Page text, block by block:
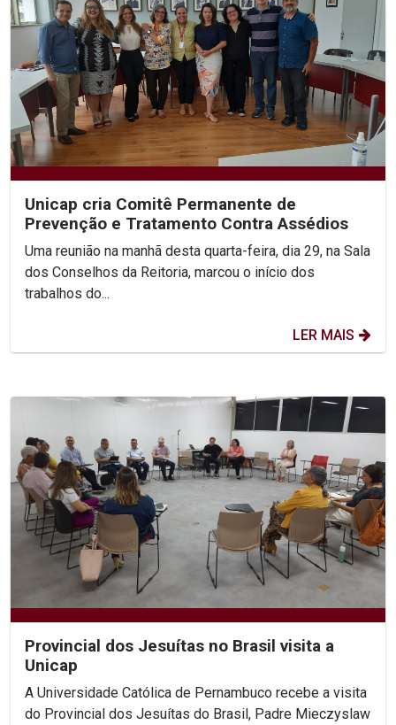
Unicap cria Comitê Permanente de
Prevenção e Tratamento Contra Assédios
Uma reunião na manhã desta quarta-feira, dia 29, na Sala
dos Conselhos da Reitoria, marcou o início dos
trabalhos do...
LER MAIS
Provincial dos Jesuítas no Brasil visita a
Unicap
A Universidade Católica de Pernambuco recebe a visita
do Provincial dos Jesuítas do Brasil, Padre Mieczyslaw